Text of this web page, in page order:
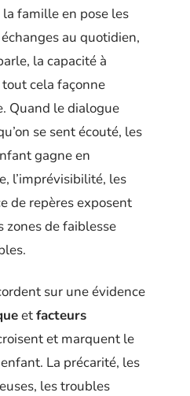
famille en pose les
au quotidien,
la capacité à
cela façonne
Quand le dialogue
se sent écouté, les
gagne en
l’imprévisibilité, les
de repères exposent
zones de faiblesse
sur une évidence
etfacteurs
et marquent le
La précarité, les
les troubles